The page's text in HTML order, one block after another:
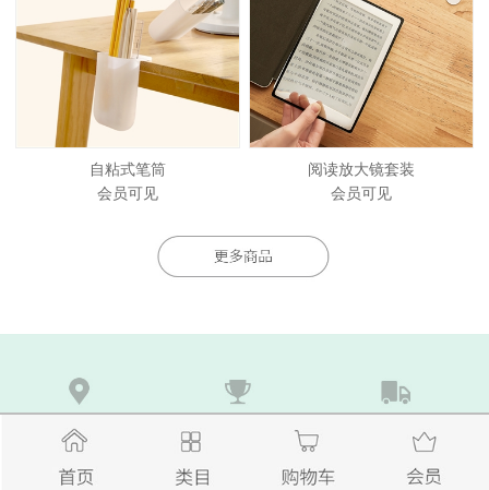
自粘式笔筒
会员可见
阅读放大镜套装
会员可见